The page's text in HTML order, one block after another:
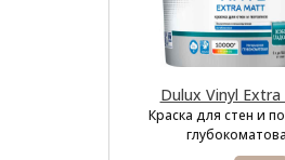
Dulux Vinyl
Краска для стен и